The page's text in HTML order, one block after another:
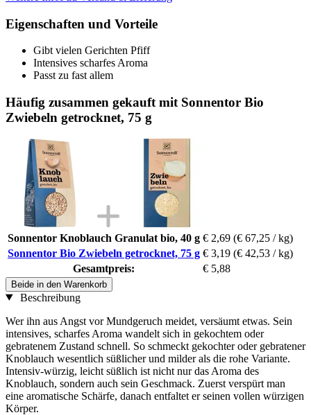
Eigenschaften und Vorteile
Gibt vielen Gerichten Pfiff
Intensives scharfes Aroma
Passt zu fast allem
Häufig zusammen gekauft mit Sonnentor Bio
Zwiebeln getrocknet, 75 g
Sonnentor Knoblauch Granulat bio, 40 g € 2,69 (€ 67,25 / kg)
Sonnentor Bio Zwiebeln getrocknet, 75 g € 3,19 (€ 42,53 / kg)
Gesamtpreis:
€ 5,88
Beide in den Warenkorb
Beschreibung
Wer ihn aus Angst vor Mundgeruch meidet, versäumt etwas. Sein
intensives, scharfes Aroma wandelt sich in gekochtem oder
gebratenem Zustand schnell. So schmeckt gekochter oder gebratener
Knoblauch wesentlich süßlicher und milder als die rohe Variante.
Intensiv-würzig, leicht süßlich ist nicht nur das Aroma des
Knoblauch, sondern auch sein Geschmack. Zuerst verspürt man
eine aromatische Schärfe, danach entfaltet er seinen vollen würzigen
Körper.